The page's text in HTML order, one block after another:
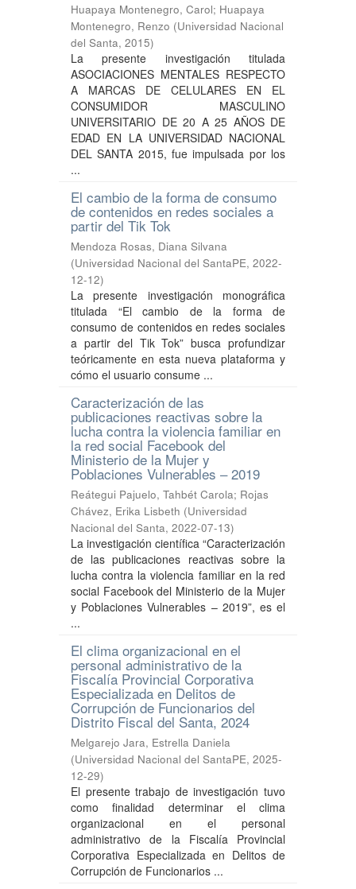
Huapaya Montenegro, Carol; Huapaya
Montenegro, Renzo (Universidad Nacional
del Santa, 2015)
La presente investigación titulada
ASOCIACIONES MENTALES RESPECTO
A MARCAS DE CELULARES EN EL
CONSUMIDOR MASCULINO
UNIVERSITARIO DE 20 A 25 AÑOS DE
EDAD EN LA UNIVERSIDAD NACIONAL
DEL SANTA 2015, fue impulsada por los
...
El cambio de la forma de consumo
de contenidos en redes sociales a
partir del Tik Tok
Mendoza Rosas, Diana Silvana
(Universidad Nacional del SantaPE, 2022-
12-12)
La presente investigación monográfica
titulada “El cambio de la forma de
consumo de contenidos en redes sociales
a partir del Tik Tok” busca profundizar
teóricamente en esta nueva plataforma y
cómo el usuario consume ...
Caracterización de las
publicaciones reactivas sobre la
lucha contra la violencia familiar en
la red social Facebook del
Ministerio de la Mujer y
Poblaciones Vulnerables – 2019
Reátegui Pajuelo, Tahbét Carola; Rojas
Chávez, Erika Lisbeth (Universidad
Nacional del Santa, 2022-07-13)
La investigación científica “Caracterización
de las publicaciones reactivas sobre la
lucha contra la violencia familiar en la red
social Facebook del Ministerio de la Mujer
y Poblaciones Vulnerables – 2019”, es el
...
El clima organizacional en el
personal administrativo de la
Fiscalía Provincial Corporativa
Especializada en Delitos de
Corrupción de Funcionarios del
Distrito Fiscal del Santa, 2024
Melgarejo Jara, Estrella Daniela
(Universidad Nacional del SantaPE, 2025-
12-29)
El presente trabajo de investigación tuvo
como finalidad determinar el clima
organizacional en el personal
administrativo de la Fiscalía Provincial
Corporativa Especializada en Delitos de
Corrupción de Funcionarios ...